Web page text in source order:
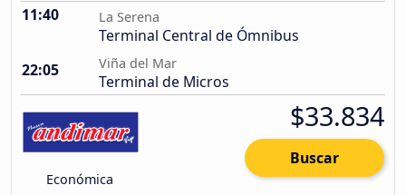
11:40 La Serena
Terminal Central de Ómnibus
22:05
Viña del Mar
Terminal de Micros
Económica
$33.834
Buscar